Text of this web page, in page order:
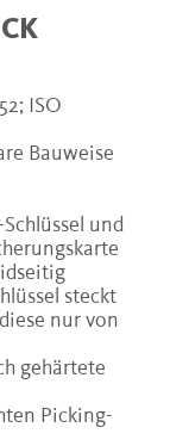
ISO
Bauweise
und
steckt
nur von
gehärtete
Picking-